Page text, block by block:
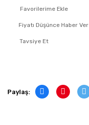
Fiyatı Düşünce Haber Ver
Tavsiye Et
Paylaş: